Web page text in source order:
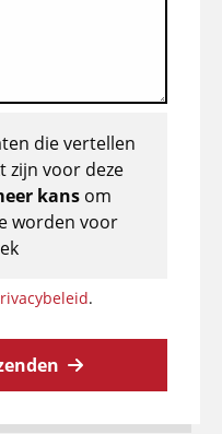
die vertellen
zijn voor deze
kans om
worden voor
.